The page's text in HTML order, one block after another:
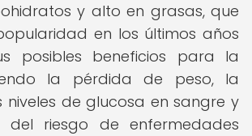
y alto en grasas, que
en los últimos años
posibles beneficios para la
la pérdida de peso, la
niveles de glucosa en sangre y
del riesgo de enfermedades